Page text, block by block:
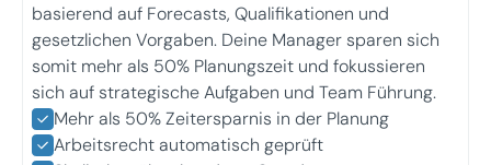
basierend auf Forecasts, Qualifikationen und
gesetzlichen Vorgaben. Deine Manager sparen sich
somit mehr als 50% Planungszeit und fokussieren
sich auf strategische Aufgaben und Team Führung.
Mehr als 50% Zeitersparnis in der Planung
Arbeitsrecht automatisch geprüft